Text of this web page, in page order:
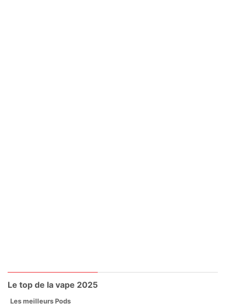
Le top de la vape 2025
Les meilleurs Pods